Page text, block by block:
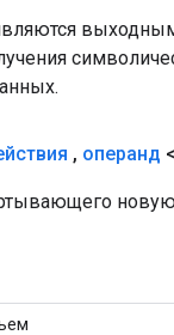
, операнд